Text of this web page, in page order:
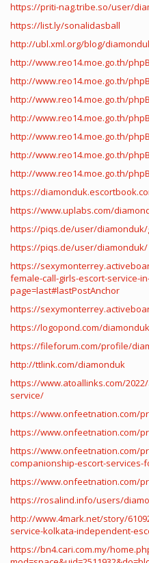
https://priti-nag.tribe.so/user/
https://list.ly/sonalidasball
http://ubl.xml.org/blog/
http://www.reo14.moe.go.th/
http://www.reo14.moe.go.th/
http://www.reo14.moe.go.th/
http://www.reo14.moe.go.th/
http://www.reo14.moe.go.th/
http://www.reo14.moe.go.th/
http://www.reo14.moe.go.th/
https://
https://www.uplabs.com/
https://piqs.de/user/
https://piqs.de/user/diamonduk/
https://
female-call-girls-escort-service-
page=last#lastPostAnchor
https://
https://logopond.com/
https://fileforum.com/profile/
http://ttlink.com/diamonduk
https://www.atoallinks.com/
service/
https://www.onfeetnation.com/
https://www.onfeetnation.com/
https://www.onfeetnation.com/
companionship-escort-services-
https://www.onfeetnation.com/
https://rosalind.info/users/
http://www.4mark.net/story/
service-kolkata-independent-
https://bn4.cari.com.my/